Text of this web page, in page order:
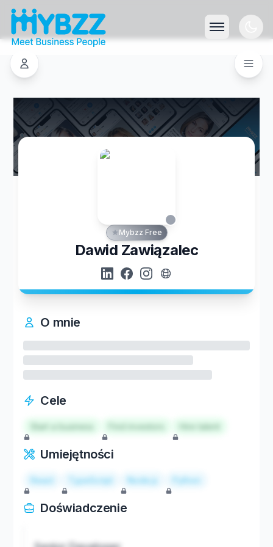
Mybzz Free
Dawid Zawiązalec
O mnie
Cele
Start a business Hire talent
Umiejętności
React TypeScript Node.js Python
Doświadczenie